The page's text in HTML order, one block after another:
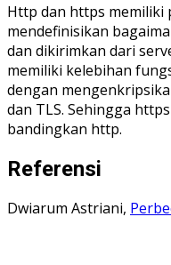
Http dan https memiliki
mendefinisikan
dan dikirimkan dari
memiliki kelebihan
dengan
dan TLS. Sehingga
bandingkan http.
Referensi
Dwiarum Astriani,